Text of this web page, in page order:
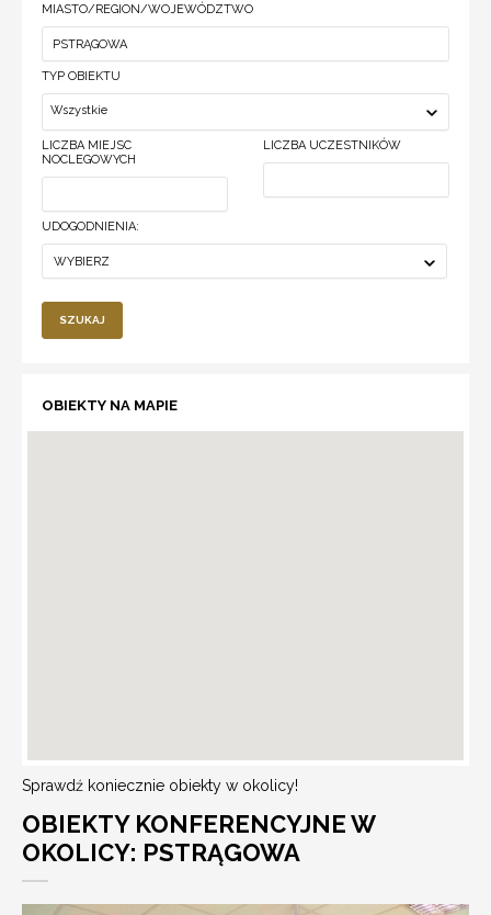
MIASTO/REGION/WOJEWÓDZTWO
TYP OBIEKTU
Wszystkie
LICZBA MIEJSC
NOCLEGOWYCH
LICZBA UCZESTNIKÓW
UDOGODNIENIA:
WYBIERZ
SZUKAJ
OBIEKTY NA MAPIE
Sprawdź koniecznie obiekty w okolicy!
OBIEKTY KONFERENCYJNE W
OKOLICY: PSTRĄGOWA